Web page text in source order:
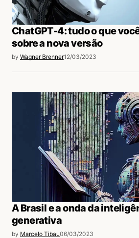
ChatGPT-4: tudo o que
sobre a nova versão
by Wagner Brenner12/03/2023
A Brasil e a onda da
generativa
by Marcelo Tibau06/03/2023